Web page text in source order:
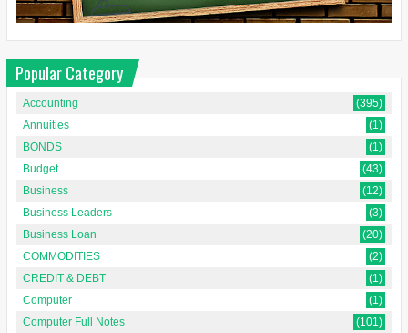
Popular Category
Accounting
(395)
Annuities
(1)
BONDS
(1)
Budget
(43)
Business
(12)
Business Leaders
(3)
Business Loan
(20)
COMMODITIES
(2)
CREDIT & DEBT
(1)
Computer
(1)
Computer Full Notes
(101)